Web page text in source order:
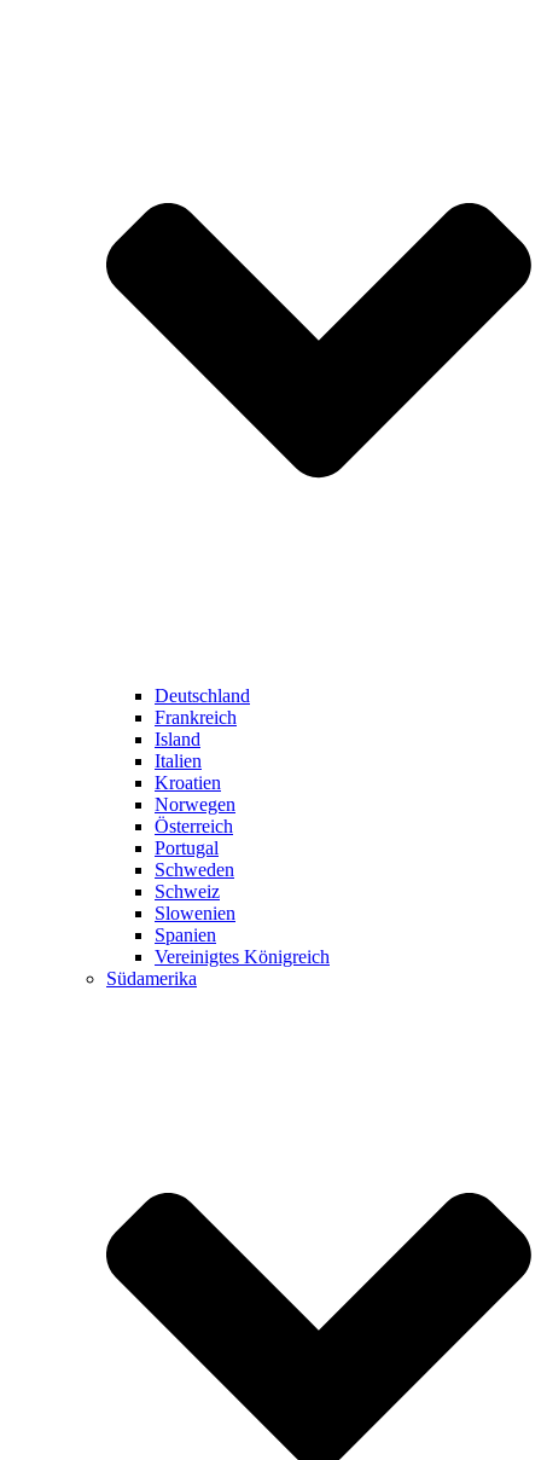
Deutschland
Frankreich
Island
Italien
Kroatien
Norwegen
Österreich
Portugal
Schweden
Schweiz
Slowenien
Spanien
Vereinigtes Königreich
Südamerika